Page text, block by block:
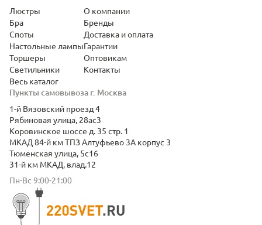
Пункты самовывоза г. Москва
1-й Вязовский проезд 4
Рябиновая улица, 28ас3
Коровинское шоссе д. 35 стр. 1
МКАД 84-й км ТПЗ Алтуфьево 3А корпус 3
Тюменская улица, 5с16
31-й км МКАД, влад.12
Пн-Вс 9:00-21:00
Люстры
Бра
Споты
Настольные лампы
Торшеры
Светильники
Весь каталог
О компании
Бренды
Доставка и оплата
Гарантии
Оптовикам
Контакты